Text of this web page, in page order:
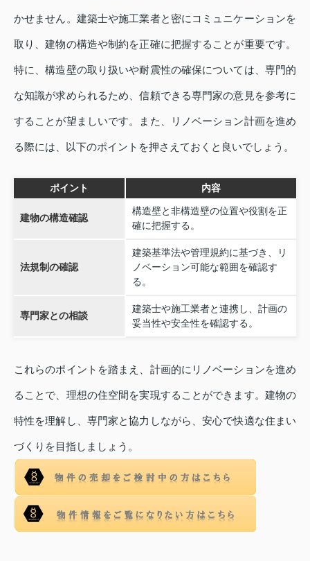
かせません。建築士や施工業者と密にコミュニケーションを
取り、建物の構造や制約を正確に把握することが重要です。
特に、構造壁の取り扱いや耐震性の確保については、専門的
な知識が求められるため、信頼できる専門家の意見を参考に
することが望ましいです。また、リノベーション計画を進め
る際には、以下のポイントを押さえておくと良いでしょう。
ポイント 内容
建物の構造確認
構造壁と非構造壁の位置や役割を正
確に把握する。
法規制の確認
建築基準法や管理規約に基づき、リ
ノベーション可能な範囲を確認す
る。
専門家との相談
建築士や施工業者と連携し、計画の
妥当性や安全性を確認する。
これらのポイントを踏まえ、計画的にリノベーションを進め
ることで、理想の住空間を実現することができます。建物の
特性を理解し、専門家と協力しながら、安心で快適な住まい
づくりを目指しましょう。